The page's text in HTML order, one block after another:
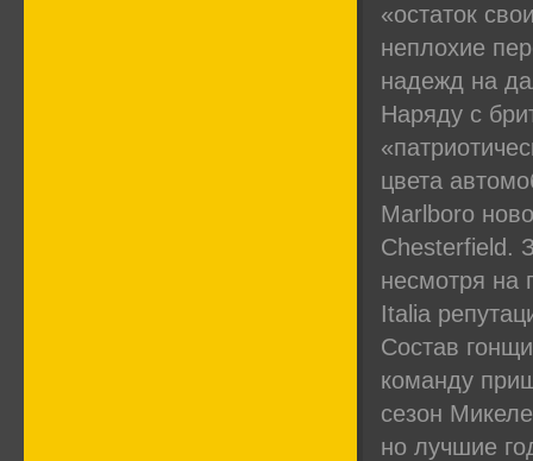
«остаток
неплохие
надежд на
Наряду с
цвета
Marlboro
Chesterfield.
несмотря на
Italia
Состав
команду
сезон
но лучшие